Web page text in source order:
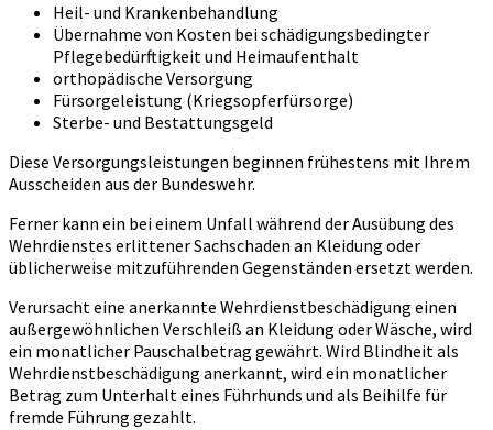
Heil- und Krankenbehandlung
Übernahme von Kosten bei schädigungsbedingter
Pflegebedürftigkeit und Heimaufenthalt
orthopädische Versorgung
Fürsorgeleistung (Kriegsopferfürsorge)
Sterbe- und Bestattungsgeld
Diese Versorgungsleistungen beginnen frühestens mit Ihrem
Ausscheiden aus der Bundeswehr.
Ferner kann ein bei einem Unfall während der Ausübung des
Wehrdienstes erlittener Sachschaden an Kleidung oder
üblicherweise mitzuführenden Gegenständen ersetzt werden.
Verursacht eine anerkannte Wehrdienstbeschädigung einen
außergewöhnlichen Verschleiß an Kleidung oder Wäsche, wird
ein monatlicher Pauschalbetrag gewährt. Wird Blindheit als
Wehrdienstbeschädigung anerkannt, wird ein monatlicher
Betrag zum Unterhalt eines Führhunds und als Beihilfe für
fremde Führung gezahlt.